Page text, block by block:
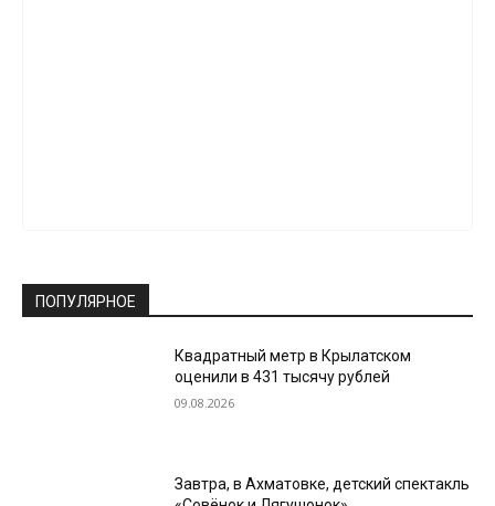
ПОПУЛЯРНОЕ
Квадратный метр в Крылатском
оценили в 431 тысячу рублей
09.08.2026
Завтра, в Ахматовке, детский спектакль